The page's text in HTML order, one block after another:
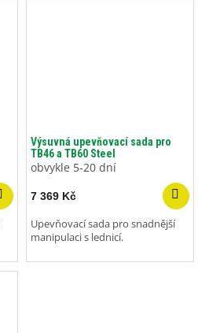
Výsuvná upevňovací sada pro
TB46 a TB60 Steel
obvykle 5-20 dní
7 369 Kč
Upevňovací sada pro snadnější
manipulaci s lednicí.